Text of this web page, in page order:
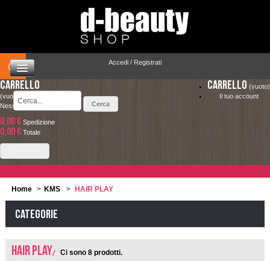
Accedi / Registrati
Carrello (vuoto)
Il tuo account
Carrello
(vuoto)
Nessun prodotto
0,00 € Spedizione
0,00 € Totale
HOME
VISO E CORPO
SOLARI
UOMO
LA SPEDIZIONE COSTA SOLO 4.90 € ED È
COMPLETAMENTE GRATUITA PER ORDINI
Home > KMS > HAIR PLAY
Categorie
HAIR PLAY Ci sono 8 prodotti.